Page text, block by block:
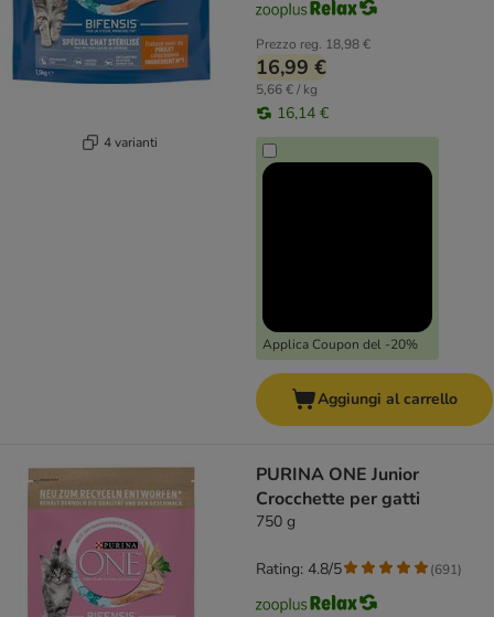
4 varianti
Prezzo reg. 18,98 €
16,99 €
5,66 € / kg
16,14 €
Applica Coupon del -20%
Aggiungi al carrello
PURINA ONE Junior
Crocchette per gatti
750 g
Rating: 4.8/5 (691)